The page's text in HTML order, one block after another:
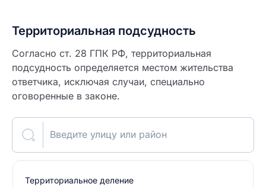
Территориальная подсудность
Согласно ст. 28 ГПК РФ, территориальная
подсудность определяется местом жительства
ответчика, исключая случаи, специально
оговоренные в законе.
Введите улицу или район
Территориальное деление